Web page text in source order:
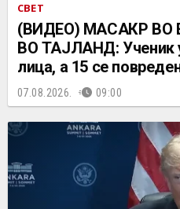
СВЕТ
(ВИДЕО) МАСАКР
ВО ТАЈЛАНД: Ученик
лица, а 15 се
07.08.2026. 09:00